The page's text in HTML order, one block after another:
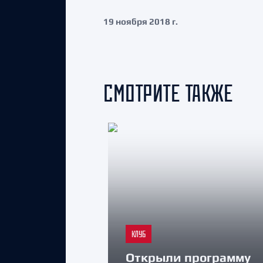
19 ноября 2018 г.
СМОТРИТЕ ТАКЖЕ
КЛУБ
Открыли программу